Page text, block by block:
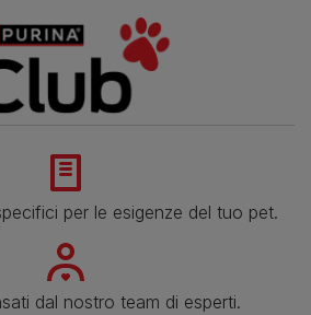
per le esigenze del tuo pet.
dal nostro team di esperti.